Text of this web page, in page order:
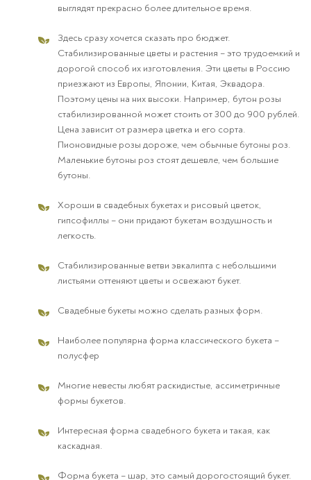
выглядят прекрасно более длительное время.
Здесь сразу хочется сказать про бюджет.
Стабилизированные цветы и растения – это трудоемкий и
дорогой способ их изготовления. Эти цветы в Россию
приезжают из Европы, Японии, Китая, Эквадора.
Поэтому цены на них высоки. Например, бутон розы
стабилизированной может стоить от 300 до 900 рублей.
Цена зависит от размера цветка и его сорта.
Пионовидные розы дороже, чем обычные бутоны роз.
Маленькие бутоны роз стоят дешевле, чем большие
бутоны.
Хороши в свадебных букетах и рисовый цветок,
гипсофиллы – они придают букетам воздушность и
легкость.
Стабилизированные ветви эвкалипта с небольшими
листьями оттеняют цветы и освежают букет.
Свадебные букеты можно сделать разных форм.
Наиболее популярна форма классического букета –
полусфер
Многие невесты любят раскидистые, ассиметричные
формы букетов.
Интересная форма свадебного букета и такая, как
каскадная.
Форма букета – шар, это самый дорогостоящий букет.